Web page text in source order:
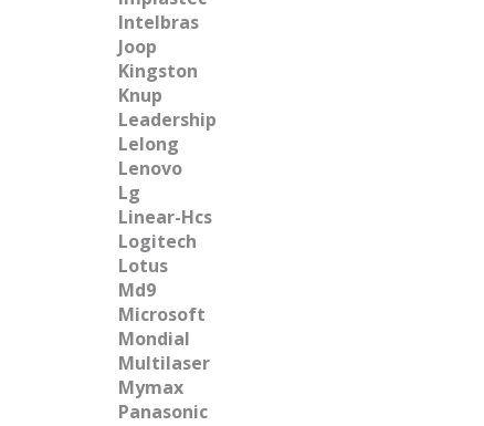
Intelbras
Joop
Kingston
Knup
Leadership
Lelong
Lenovo
Lg
Linear-Hcs
Logitech
Lotus
Md9
Microsoft
Mondial
Multilaser
Mymax
Panasonic